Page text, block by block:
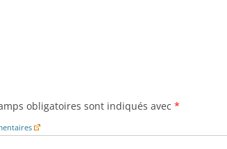
obligatoires sont indiqués avec *